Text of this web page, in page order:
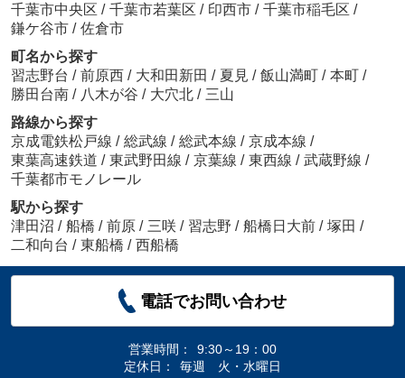
千葉市中央区 / 千葉市若葉区 / 印西市 / 千葉市稲毛区 /
鎌ケ谷市 / 佐倉市
町名から探す
習志野台 / 前原西 / 大和田新田 / 夏見 / 飯山満町 / 本町 /
勝田台南 / 八木が谷 / 大穴北 / 三山
路線から探す
京成電鉄松戸線 / 総武線 / 総武本線 / 京成本線 /
東葉高速鉄道 / 東武野田線 / 京葉線 / 東西線 / 武蔵野線 /
千葉都市モノレール
駅から探す
津田沼 / 船橋 / 前原 / 三咲 / 習志野 / 船橋日大前 / 塚田 /
二和向台 / 東船橋 / 西船橋
電話でお問い合わせ
営業時間：
9:30～19：00
定休日：
毎週 火・水曜日